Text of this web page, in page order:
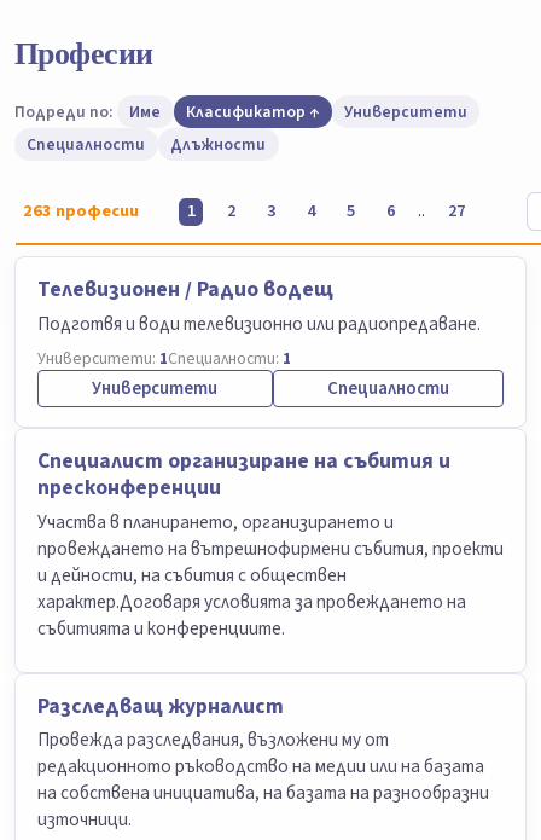
Професии
Подреди по: Име Класификатор
Университети
Специалности
Длъжности
263 професии 1 2 3 4 5 6 .. 27
Телевизионен / Радио водещ
Подготвя и води телевизионно или радиопредаване.
Университети: 1Специалности: 1
Университети Специалности
Специалист организиране на събития и
пресконференции
Участва в планирането, организирането и
провеждането на вътрешнофирмени събития, проекти
и дейности, на събития с обществен
характер.Договаря условията за провеждането на
събитията и конференциите.
Разследващ журналист
Провежда разследвания, възложени му от
редакционното ръководство на медии или на базата
на собствена инициатива, на базата на разнообразни
източници.